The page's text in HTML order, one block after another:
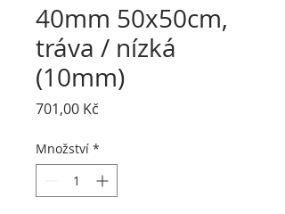
40mm 50x50cm,
tráva / nízká
(10mm)
701,00 Kč
Množství *